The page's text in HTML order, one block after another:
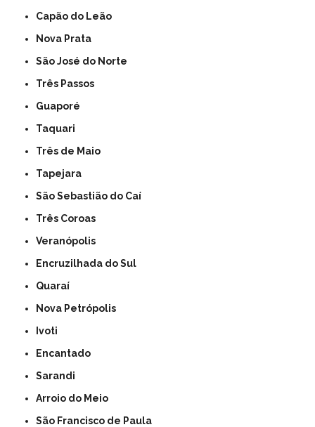
Capão do Leão
Nova Prata
São José do Norte
Três Passos
Guaporé
Taquari
Três de Maio
Tapejara
São Sebastião do Caí
Três Coroas
Veranópolis
Encruzilhada do Sul
Quaraí
Nova Petrópolis
Ivoti
Encantado
Sarandi
Arroio do Meio
São Francisco de Paula